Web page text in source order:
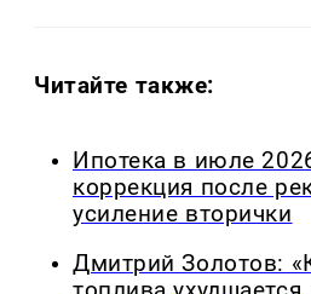
Читайте также:
Ипотека в июле
коррекция после
усиление вторички
Дмитрий Золотов: